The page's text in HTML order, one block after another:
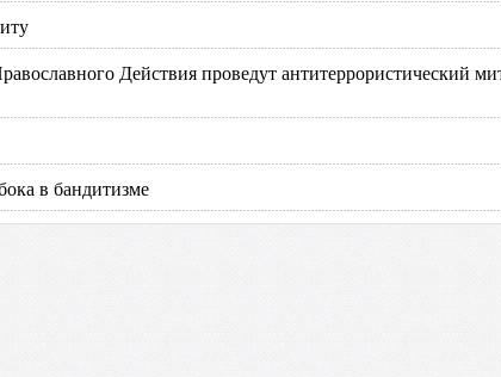
Действия проведут антитеррористический
в бандитизме